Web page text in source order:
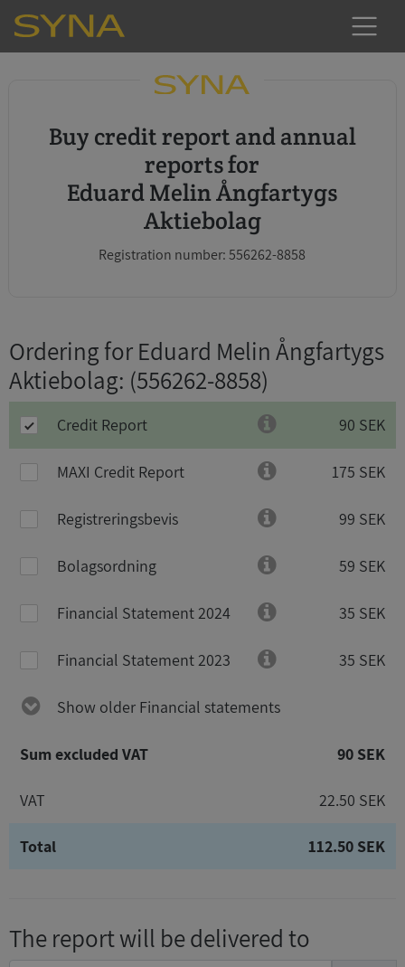
Buy credit report and annual
reports for
Eduard Melin Ångfartygs
Aktiebolag
Registration number: 556262-8858
Ordering for Eduard Melin Ångfartygs
Aktiebolag: (556262-8858)
Credit Report 90 SEK
MAXI Credit Report 175 SEK
Registreringsbevis 99 SEK
Bolagsordning 59 SEK
Financial Statement 2024 35 SEK
Financial Statement 2023 35 SEK
Show older Financial statements
Sum excluded VAT 90 SEK
VAT 22.50 SEK
Total 112.50 SEK
The report will be delivered to